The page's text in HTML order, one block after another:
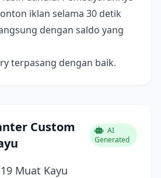
iklan selama 30 detik
dengan saldo yang
terpasang dengan baik.
Custom
AI
Generated
Muat Kayu